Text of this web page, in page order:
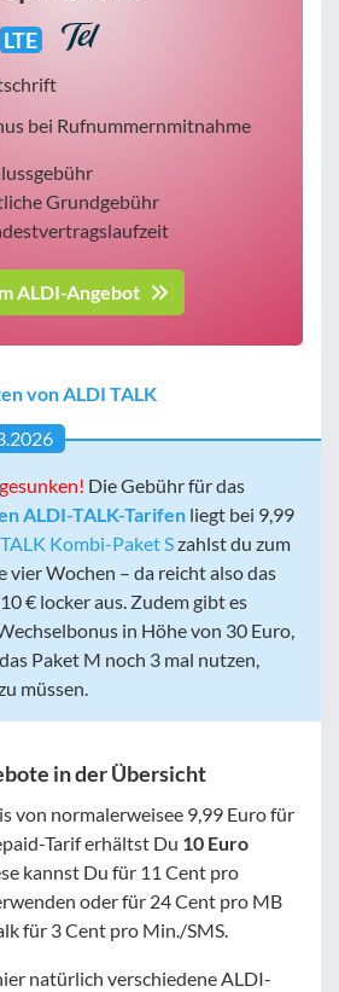
LTE
bei Rufnummernmitnahme
Grundgebühr
ALDI-Angebot
von ALDI TALK
Die Gebühr für das
ALDI-TALK-Tarifen liegt bei 9,99
Kombi-Paket Szahlst du zum
vier Wochen – da reicht also das
€ locker aus. Zudem gibt es
in Höhe von 30 Euro,
Paket M noch 3 mal nutzen,
müssen.
in der Übersicht
von normalerweisee 9,99 Euro für
Tarif erhältst Du 10 Euro
kannst Du für 11 Cent pro
oder für 24 Cent pro MB
für 3 Cent pro Min./SMS.
natürlich verschiedene ALDI-